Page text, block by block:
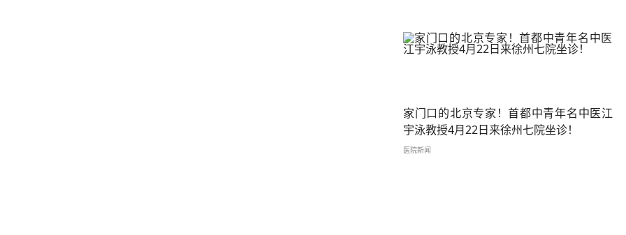
家门口的北京专家！首都中青年名中医江
宇泳教授4月22日来徐州七院坐诊！
医院新闻